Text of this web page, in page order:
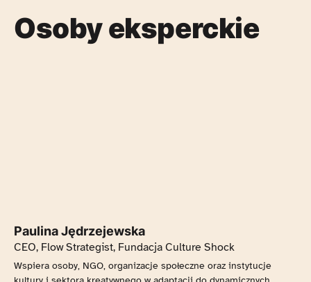
Osoby eksperckie
Paulina Jędrzejewska
CEO, Flow Strategist, Fundacja Culture Shock
Wspiera osoby, NGO, organizacje społeczne oraz instytucje